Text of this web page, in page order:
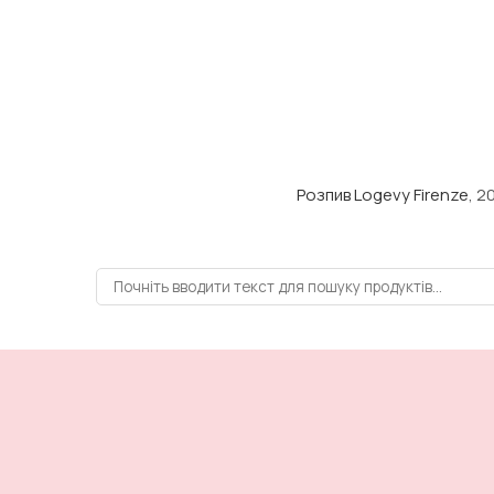
Розпив Logevy Firenze,